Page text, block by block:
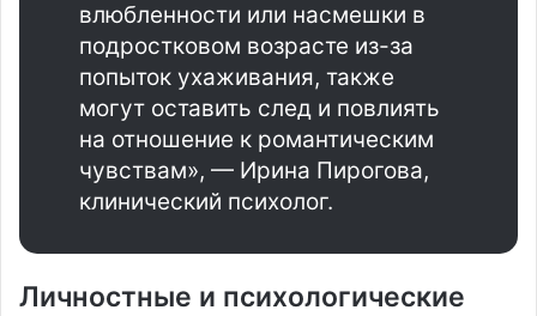
влюбленности или насмешки в
подростковом возрасте из-за
попыток ухаживания, также
могут оставить след и повлиять
на отношение к романтическим
чувствам», — Ирина Пирогова,
клинический психолог.
Личностные и психологические